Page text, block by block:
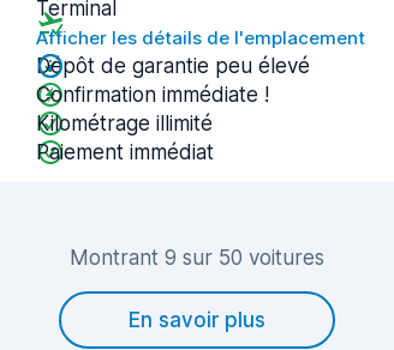
Terminal
Afficher les détails de l'emplacement
Dépôt de garantie peu élevé
Confirmation immédiate !
Kilométrage illimité
Paiement immédiat
Montrant 9 sur 50 voitures
En savoir plus